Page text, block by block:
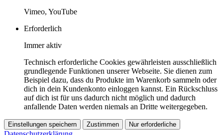
Vimeo, YouTube
Erforderlich
Immer aktiv
Technisch erforderliche Cookies gewährleisten ausschließlich
grundlegende Funktionen unserer Webseite. Sie dienen zum
Beispiel dazu, dass du Produkte im Warenkorb sammeln oder
dich in dein Kundenkonto einloggen kannst. Ein Rückschluss
auf dich ist für uns dadurch nicht möglich und dadurch
anfallende Daten werden niemals an Dritte weitergegeben.
Einstellungen speichern Zustimmen Nur erforderliche